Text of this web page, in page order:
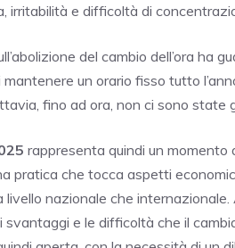
irritabilità e difficoltà di
del cambio dell’ora ha
un orario fisso tutto
fino ad ora, non ci sono state
rappresenta quindi un momento
pratica che tocca aspetti
nazionale che internazionale.
e le difficoltà che il